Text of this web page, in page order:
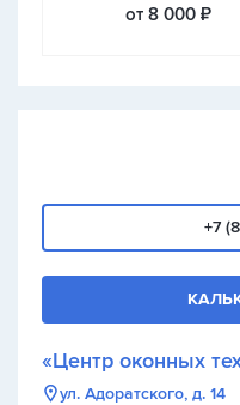
от 8 000 ₽
+7
«Центр оконных
ул. Адоратского, д. 14